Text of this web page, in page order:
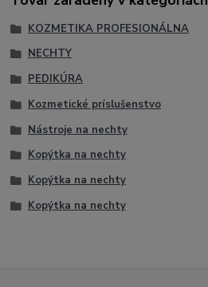
KOZMETIKA PROFESIONÁLNA
NECHTY
PEDIKÚRA
Kozmetické príslušenstvo
Nástroje na nechty
Kopýtka na nechty
Kopýtka na nechty
Kopýtka na nechty